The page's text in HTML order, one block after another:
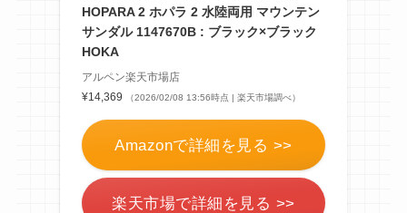
HOPARA 2 ホパラ 2 水陸両用 マウンテン
サンダル 1147670B : ブラック×ブラック
HOKA
アルペン楽天市場店
¥14,369
（2026/02/08 13:56時点 | 楽天市場調べ）
Amazonで詳細を見る >>
楽天市場で詳細を見る >>